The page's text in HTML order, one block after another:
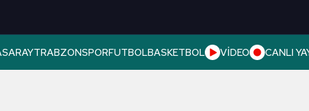
TRABZONSPORFUTBOLBASKETBOL VİDEO CANLI